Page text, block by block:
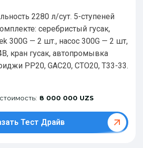
2280 л/сут. 5-ступеней
серебристый гусак,
300G — 2 шт., насос 300G — 2 шт,
кран гусак, автопромывка
РР20, GAC20, CTO20, T33-33.
8 000 000 UZS
Тест Драйв